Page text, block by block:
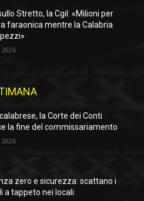
Stretto, la Cgil: «Milioni per
faraonica mentre la Calabria
la Corte dei Conti
la fine del commissariamento
zero e sicurezza: scattano i
a tappeto nei locali